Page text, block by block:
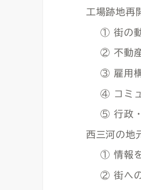
工場跡地再
① 街の
② 不動
③ 雇用
④ コミ
⑤ 行政
西三河の地
① 情報
② 街へ